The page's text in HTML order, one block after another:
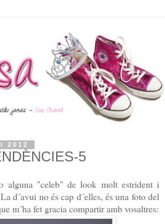
2012
5
alguna "celeb" de look molt estrident i
d´avui no és cap d´elles, és una foto del
m´ha fet gracia compartir amb vosaltres: